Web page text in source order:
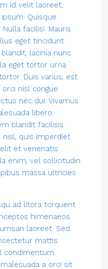
id velit laoreet,
Quisque
facilisi. Mauris
eget tincidunt.
lacinia nunc
eget tortor urna.
Duis varius, est
nisl congue
nec dui. Vivamus
libero.
blandit facilisis.
nisl, quis imperdiet
et venenatis
enim, vel sollicitudin
massa ultricies
ad litora torquent
himenaeos.
laoreet. Sed
mattis.
condimentum
a orci sit